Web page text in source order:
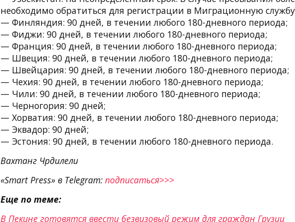
необходимо обратиться для регистрации в Миграционную
— Финляндия: 90 дней, в течении любого 180-дневного периода;
— Фиджи: 90 дней, в течении любого 180-дневного периода;
— Франция: 90 дней, в течении любого 180-дневного периода;
— Швеция: 90 дней, в течении любого 180-дневного периода;
— Швейцария: 90 дней, в течении любого 180-дневного периода;
— Чехия: 90 дней, в течении любого 180-дневного периода;
— Чили: 90 дней, в течении любого 180-дневного периода;
— Черногория: 90 дней;
— Хорватия: 90 дней, в течении любого 180-дневного периода;
— Эквадор: 90 дней;
— Эстония: 90 дней, в течении любого 180-дневного периода.
Вахтанг Чрдилели
«Smart Press» в Telegram: подписаться>>>
Еще по теме:
В Пекине готовятся ввести безвизовый режим для граждан Грузии